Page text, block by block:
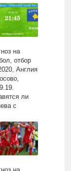
на
отбор
Англия
ли
с